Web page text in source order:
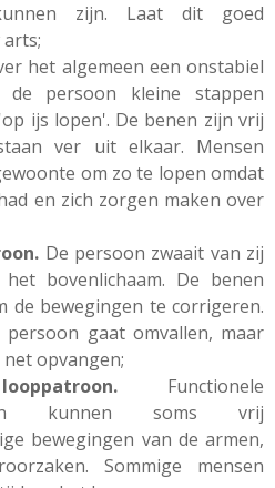
zijn. Laat dit goed
het algemeen een onstabiel
de persoon kleine stappen
ijs lopen'. De benen zijn vrij
ver uit elkaar. Mensen
om zo te lopen omdat
en zich zorgen maken over
De persoon zwaait van zij
bovenlichaam. De benen
de bewegingen te corrigeren.
gaat omvallen, maar
opvangen;
Functionele
kunnen soms vrij
bewegingen van de armen,
Sommige mensen